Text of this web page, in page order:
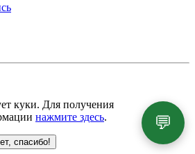
куки. Для получения
нажмите здесь.
спасибо!
💬